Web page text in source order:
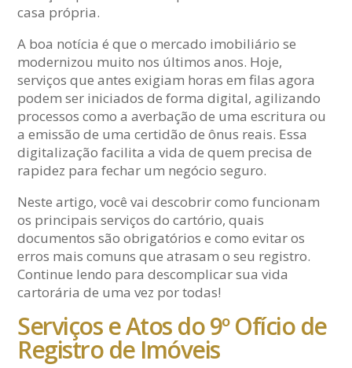
casa própria.
A boa notícia é que o mercado imobiliário se
modernizou muito nos últimos anos. Hoje,
serviços que antes exigiam horas em filas agora
podem ser iniciados de forma digital, agilizando
processos como a averbação de uma escritura ou
a emissão de uma certidão de ônus reais. Essa
digitalização facilita a vida de quem precisa de
rapidez para fechar um negócio seguro.
Neste artigo, você vai descobrir como funcionam
os principais serviços do cartório, quais
documentos são obrigatórios e como evitar os
erros mais comuns que atrasam o seu registro.
Continue lendo para descomplicar sua vida
cartorária de uma vez por todas!
Serviços e Atos do 9º Ofício de
Registro de Imóveis